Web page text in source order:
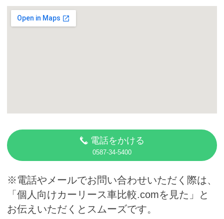
カーリース体験談
電話をかける
0587-34-5400
※電話やメールでお問い合わせいただく際は、
「個人向けカーリース車比較.comを見た」と
お伝えいただくとスムーズです。